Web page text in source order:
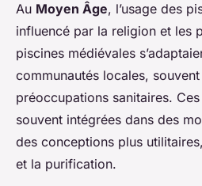
Au Moyen Âge, l’usage des
influencé par la religion et les
piscines médiévales
communautés locales,
préoccupations sanitaires.
souvent intégrées dans des
des conceptions plus
et la purification.